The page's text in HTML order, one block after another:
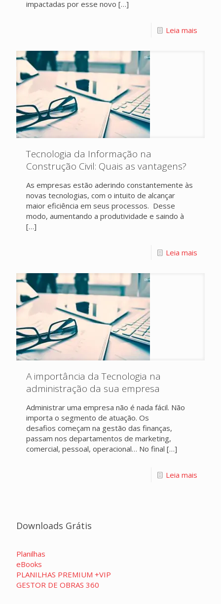
impactadas por esse novo […]
Leia mais
Tecnologia da Informação na
Construção Civil: Quais as vantagens?
As empresas estão aderindo constantemente às
novas tecnologias, com o intuito de alcançar
maior eficiência em seus processos. Desse
modo, aumentando a produtividade e saindo à
[…]
Leia mais
A importância da Tecnologia na
administração da sua empresa
Administrar uma empresa não é nada fácil. Não
importa o segmento de atuação. Os
desafios começam na gestão das finanças,
passam nos departamentos de marketing,
comercial, pessoal, operacional… No final […]
Leia mais
Downloads Grátis
Planilhas
eBooks
PLANILHAS PREMIUM +VIP
GESTOR DE OBRAS 360